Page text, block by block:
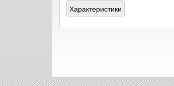
Характеристики